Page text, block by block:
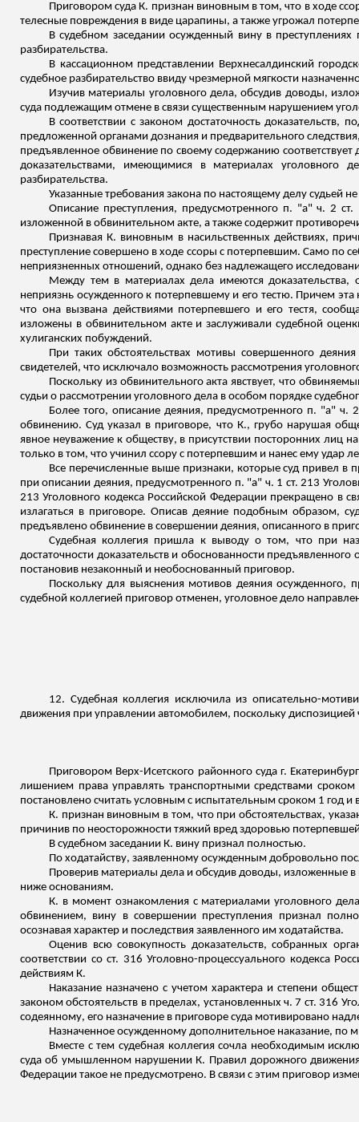
Приговором суда К. признан виновным в том, что в ходе
телесные повреждения в виде царапины, а также угрожал
В судебном заседании осужденный вину в
разбирательства.
В кассационном представлении Верхнесалдинский
судебное разбирательство ввиду чрезмерной мягкости
Изучив материалы уголовного дела, обсудив доводы,
суда подлежащим отмене в связи существенным нарушением
В соответствии с законом достаточность
предложенной органами дознания и предварительного
предъявленное обвинение по своему содержанию
доказательствами, имеющимися в материалах уголовного
разбирательства.
Указанные требования закона по настоящему делу судьей
Описание преступления, предусмотренного п. "а" ч. 2 ст.
изложенной в обвинительном акте, а также содержит
Признавая К. виновным в насильственных действиях,
преступление совершено в ходе ссоры с потерпевшим. Само по
неприязненных отношений, однако без надлежащего
Между тем в материалах дела имеются
неприязнь осужденного к потерпевшему и его тестю. Причем
что она вызвана действиями потерпевшего и его тестя,
изложены в обвинительном акте и заслуживали судебной
хулиганских побуждений.
При таких обстоятельствах мотивы совершенного
свидетелей, что исключало возможность рассмотрения
Поскольку из обвинительного акта явствует, что
судьи о рассмотрении уголовного дела в особом порядке
Более того, описание деяния, предусмотренного п. "а" ч.
обвинению. Суд указал в приговоре, что К., грубо нарушая
явное неуважение к обществу, в присутствии посторонних лиц
только в том, что учинил ссору с потерпевшим и нанес ему удар
Все перечисленные выше признаки, которые суд привел в
при описании деяния, предусмотренного п. "а" ч. 1 ст. 213
213 Уголовного кодекса Российской Федерации прекращено в
излагаться в приговоре. Описав деяние подобным образом,
предъявлено обвинение в совершении деяния, описанного в
Судебная коллегия пришла к выводу о том, что при
достаточности доказательств и обоснованности
постановив незаконный и необоснованный приговор.
Поскольку для выяснения мотивов деяния осужденного,
судебной коллегией приговор отменен, уголовное дело
12. Судебная коллегия исключила из описательно-
движения при управлении автомобилем, поскольку диспозицией
Приговором Верх-Исетского районного суда г.
лишением права управлять транспортными средствами сроком
постановлено считать условным с испытательным сроком 1 год
К. признан виновным в том, что при обстоятельствах,
причинив по неосторожности тяжкий вред здоровью
В судебном заседании К. вину признал полностью.
По ходатайству, заявленному осужденным добровольно
Проверив материалы дела и обсудив доводы, изложенные
ниже основаниям.
К. в момент ознакомления с материалами уголовного
обвинением, вину в совершении преступления признал
осознавая характер и последствия заявленного им ходатайства.
Оценив всю совокупность доказательств, собранных
соответствии со ст. 316 Уголовно-процессуального кодекса
действиям К.
Наказание назначено с учетом характера и степени
законом обстоятельств в пределах, установленных ч. 7 ст. 316
содеянному, его назначение в приговоре суда мотивировано
Назначенное осужденному дополнительное наказание,
Вместе с тем судебная коллегия сочла необходимым
суда об умышленном нарушении К. Правил дорожного движения
Федерации такое не предусмотрено. В связи с этим приговор